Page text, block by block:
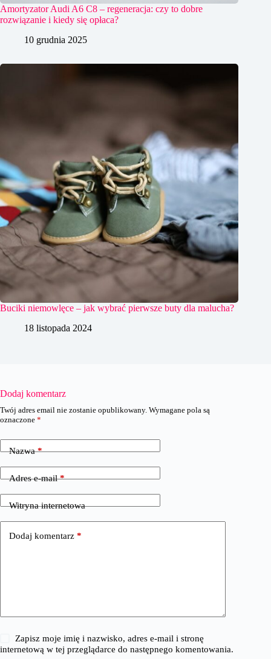
Amortyzator Audi A6 C8 – regeneracja: czy to dobre
rozwiązanie i kiedy się opłaca?
10 grudnia 2025
Buciki niemowlęce – jak wybrać pierwsze buty dla malucha?
18 listopada 2024
Dodaj komentarz
Twój adres email nie zostanie opublikowany. Wymagane pola są
oznaczone *
Nazwa*
Adres e-mail*
Witryna internetowa
Dodaj komentarz *
Zapisz moje imię i nazwisko, adres e-mail i stronę
internetową w tej przeglądarce do następnego komentowania.